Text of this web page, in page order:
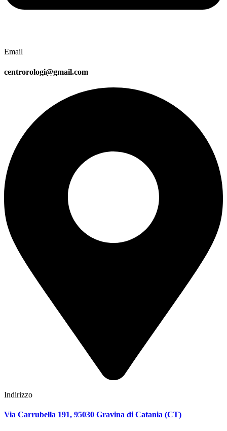
Email
centrorologi@gmail.com
Indirizzo
Via Carrubella 191, 95030 Gravina di Catania (CT)